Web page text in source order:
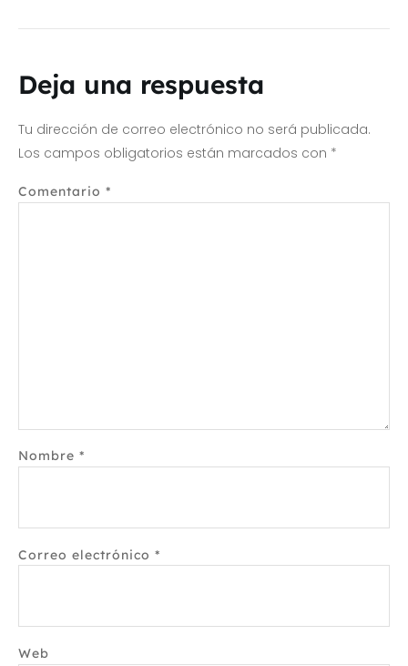
Deja una respuesta
Tu dirección de correo electrónico no será publicada.
Los campos obligatorios están marcados con *
Comentario *
Nombre *
Correo electrónico *
Web